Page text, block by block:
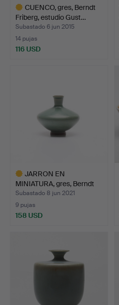
CUENCO, gres, Berndt
Friberg, estudio Gust…
Subastado 6 jun 2015
14 pujas
116 USD
JARRON EN
MINIATURA, gres, Berndt
Friberg,…
Subastado 8 jun 2021
9 pujas
158 USD